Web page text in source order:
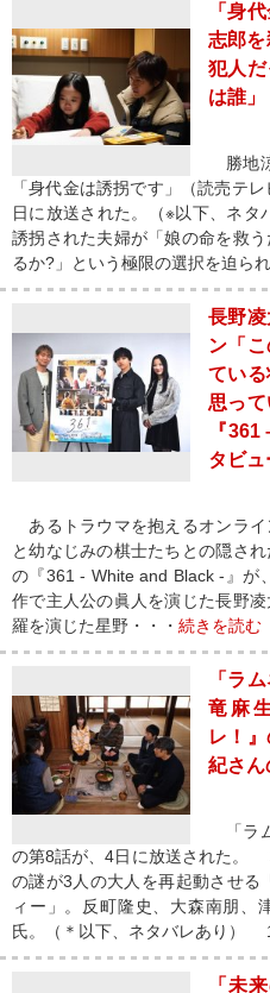
「身
志郎
犯人
は誰」
勝地
「身代金は誘拐です」（読売テ
日に放送された。（※以下、ネ
誘拐された夫婦が「娘の命を救
るか?」という極限の選択を迫ら
長野
ン「
てい
思って
『
タビュ
あるトラウマを抱えるオンライ
と幼なじみの棋士たちとの隠さ
の『361 - White and Black -』が
作で主人公の眞人を演じた長野
羅を演じた星野・・・ 続きを読む
「ラ
竜麻
レ！
紀さん
「ラ
の第8話が、4日に放送された。
の謎が3人の大人を再起動させる
ィー」。反町隆史、大森南朋、
氏。（＊以下、ネタバレあり）
「未